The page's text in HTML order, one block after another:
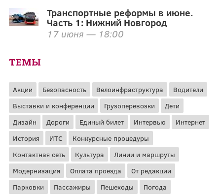
Транспортные реформы в июне.
Часть 1: Нижний Новгород
17 июня — 18:00
ТЕМЫ
Акции Безопасность Велоинфраструктура
Водители
Выставки и конференции
Грузоперевозки
Дети
Дизайн
Дороги Единый билет Интервью
Интернет
История
ИТС
Конкурсные процедуры
Контактная сеть
Культура
Линии и маршруты
Модернизация
Оплата проезда
От редакции
Парковки
Пассажиры Пешеходы Погода